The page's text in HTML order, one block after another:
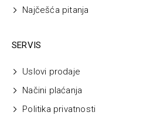
Najčešća pitanja
SERVIS
Uslovi prodaje
Načini plaćanja
Politika privatnosti